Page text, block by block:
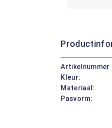
Artikelnummer
Kleur:
Materiaal:
Pasvorm: